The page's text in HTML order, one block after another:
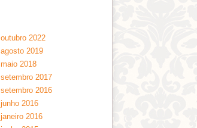
outubro 2022
agosto 2019
maio 2018
setembro 2017
setembro 2016
junho 2016
janeiro 2016